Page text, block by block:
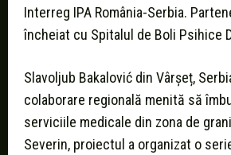
Interreg IPA România-Serbia.
încheiat cu Spitalul de Boli Psihice
Slavoljub Bakalović din Vârșeț,
colaborare regională menită să
serviciile medicale din zona de
Severin, proiectul a organizat o